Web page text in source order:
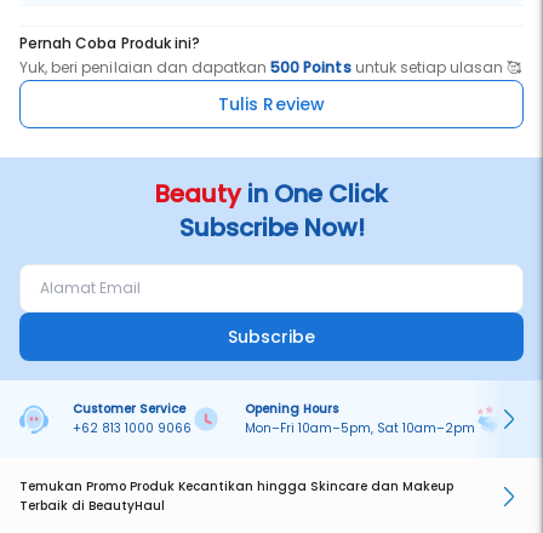
Pernah Coba Produk ini?
Yuk, beri penilaian dan dapatkan500 Pointsuntuk setiap ulasan 🥰
Tulis Review
Beautyin One Click
Subscribe Now!
Subscribe
Customer Service
+62 813 1000 9066
Opening Hours
Mon–Fri 10am–5pm, Sat 10am–2pm
Temukan Promo Produk Kecantikan hingga Skincare dan Makeup
Terbaik di BeautyHaul